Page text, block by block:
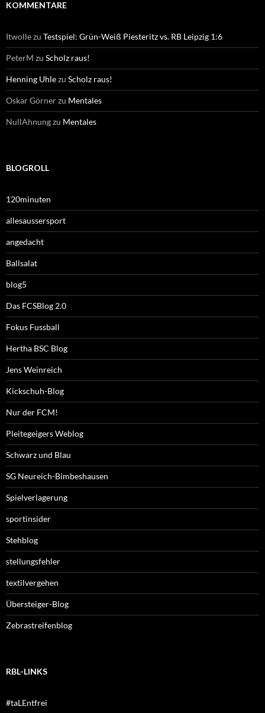
KOMMENTARE
Itwollezu Testspiel: Grün-Weiß Piesteritz vs. RB Leipzig 1:6
PeterM zu Scholz raus!
Henning Uhlezu Scholz raus!
Oskar Görnerzu Mentales
NullAhnungzu Mentales
BLOGROLL
120minuten
allesaussersport
angedacht
Ballsalat
blog5
Das FCSBlog 2.0
Fokus Fussball
Hertha BSC Blog
Jens Weinreich
Kickschuh-Blog
Nur der FCM!
Pleitegeigers Weblog
Schwarz und Blau
SG Neureich-Bimbeshausen
Spielverlagerung
sportinsider
Stehblog
stellungsfehler
textilvergehen
Übersteiger-Blog
Zebrastreifenblog
RBL-LINKS
#taLEntfrei